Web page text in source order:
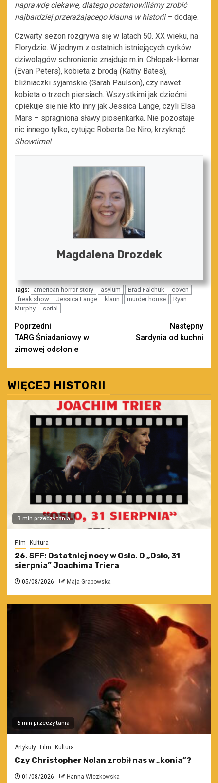
naprawdę ciekawe, dlatego postanowiliśmy zrobić
najbardziej przerażającego klauna w historii– dodaje.
Czwarty sezon rozgrywa się w latach 50. XX wieku, na
Florydzie. W jednym z ostatnich istniejących cyrków
dziwolągów schronienie znajduje m.in. Chłopak-Homar
(Evan Peters), kobieta z brodą (Kathy Bates),
bliźniaczki syjamskie (Sarah Paulson), czy nawet
kobieta o trzech piersiach. Wszystkimi jak dziećmi
opiekuje się nie kto inny jak Jessica Lange, czyli Elsa
Mars – spragniona sławy piosenkarka. Nie pozostaje
nic innego tylko, cytując Roberta De Niro, krzyknąć
Showtime!
Magdalena Drozdek
Tags: american horror story asylum Brad Falchuk
coven
freak show
Jessica Lange klaun murder house
Ryan
Murphy
serial
Zobacz
wpisy
Poprzedni
TARG Śniadaniowy w
zimowej odsłonie
Następny
Sardynia od kuchni
WIĘCEJ HISTORII
8 min przeczytania
Film Kultura
26. SFF: Ostatniej nocy w Oslo. O „Oslo, 31
sierpnia” Joachima Triera
05/08/2026 Maja Grabowska
6 min przeczytania
Artykuły Film Kultura
Czy Christopher Nolan zrobił nas w „konia”?
01/08/2026 Hanna Wiczkowska